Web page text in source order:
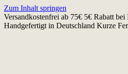
Zum Inhalt springen
Versandkostenfrei ab 75€ 5€ Rabatt bei
Handgefertigt in Deutschland Kurze